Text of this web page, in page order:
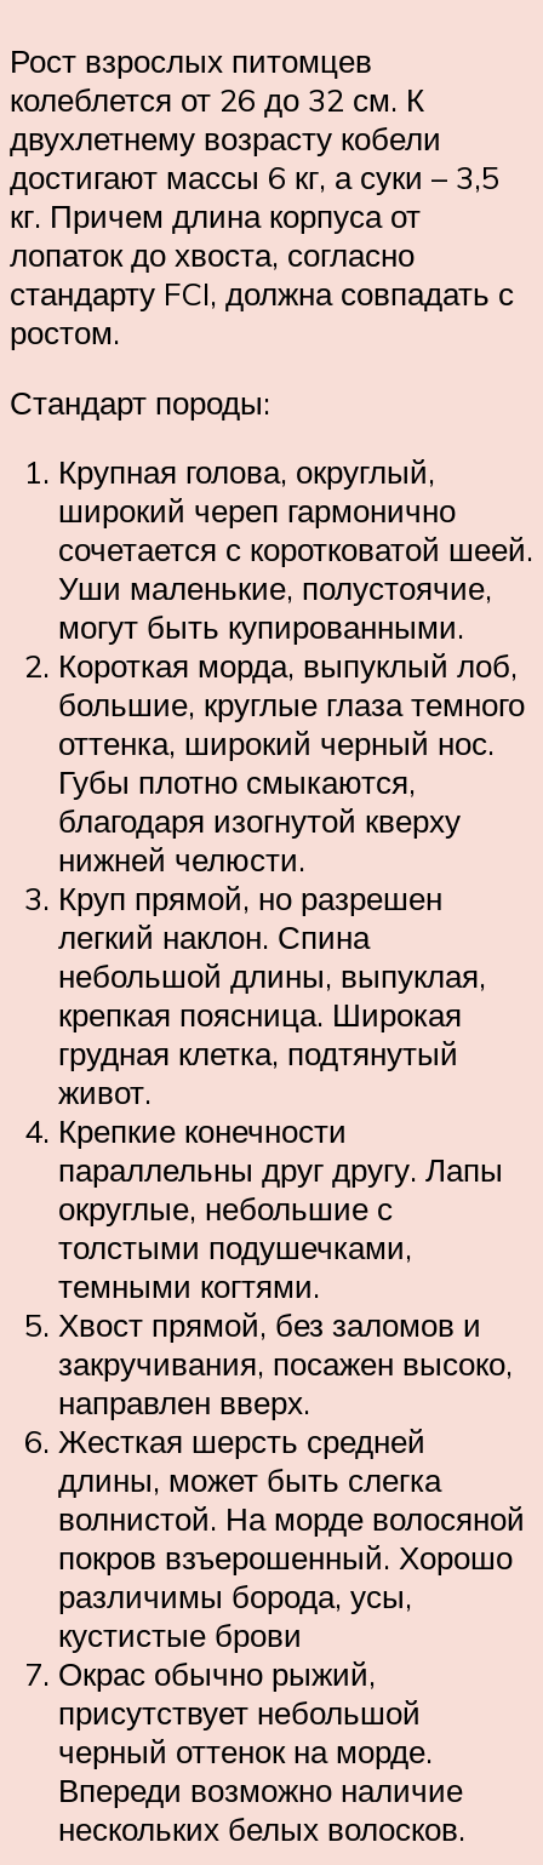
Рост взрослых питомцев
колеблется от 26 до 32 см. К
двухлетнему возрасту кобели
достигают массы 6 кг, а суки – 3,5
кг. Причем длина корпуса от
лопаток до хвоста, согласно
стандарту FCI, должна совпадать с
ростом.
Стандарт породы:
Крупная голова, округлый,
широкий череп гармонично
сочетается с коротковатой шеей.
Уши маленькие, полустоячие,
могут быть купированными.
Короткая морда, выпуклый лоб,
большие, круглые глаза темного
оттенка, широкий черный нос.
Губы плотно смыкаются,
благодаря изогнутой кверху
нижней челюсти.
Круп прямой, но разрешен
легкий наклон. Спина
небольшой длины, выпуклая,
крепкая поясница. Широкая
грудная клетка, подтянутый
живот.
Крепкие конечности
параллельны друг другу. Лапы
округлые, небольшие с
толстыми подушечками,
темными когтями.
Хвост прямой, без заломов и
закручивания, посажен высоко,
направлен вверх.
Жесткая шерсть средней
длины, может быть слегка
волнистой. На морде волосяной
покров взъерошенный. Хорошо
различимы борода, усы,
кустистые брови
Окрас обычно рыжий,
присутствует небольшой
черный оттенок на морде.
Впереди возможно наличие
нескольких белых волосков.